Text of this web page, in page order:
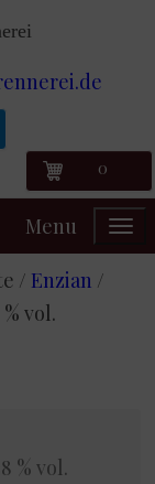
0
Menu
/ Enzian /
vol.
% vol.